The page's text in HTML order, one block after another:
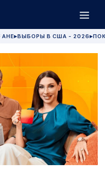
▶ВЫБОРЫ В США - 2026 ▶